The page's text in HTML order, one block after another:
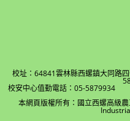
校址：64841雲林縣西螺鎮大
校安中心值勤電話：05-
本網頁版權所有：國立西螺高級